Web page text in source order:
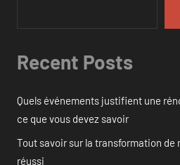
Recent Posts
Quels événements justifient une
ce que vous devez savoir
Tout savoir sur la transformation de
réussi